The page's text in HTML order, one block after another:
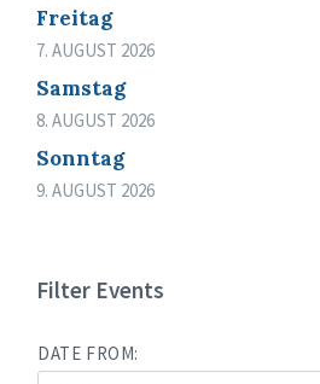
Freitag
7. AUGUST 2026
Samstag
8. AUGUST 2026
Sonntag
9. AUGUST 2026
Filter Events
DATE FROM: